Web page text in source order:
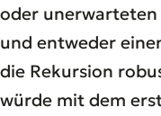
oder unerwarteten
und entweder
die Rekursion
würde mit dem